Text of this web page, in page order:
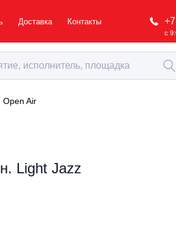
Доставка Контакты
с
Open Air
Light Jazz